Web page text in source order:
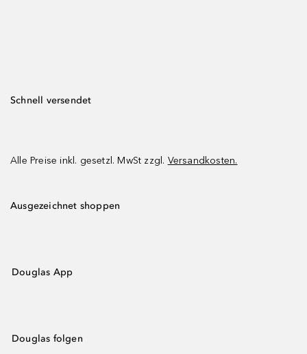
Schnell versendet
Alle Preise inkl. gesetzl. MwSt zzgl. Versandkosten.
Ausgezeichnet shoppen
Douglas App
Douglas folgen